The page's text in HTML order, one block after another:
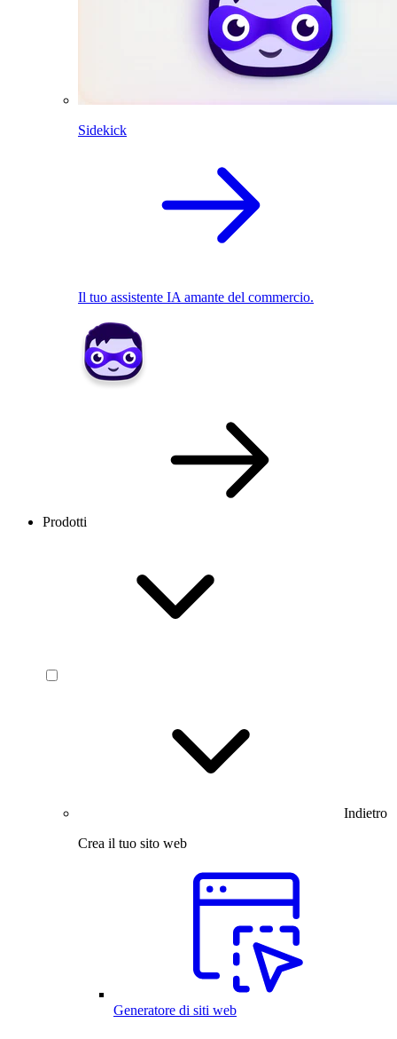
Sidekick
Il tuo assistente IA amante del commercio.
Prodotti
Indietro
Crea il tuo sito web
Generatore di siti web